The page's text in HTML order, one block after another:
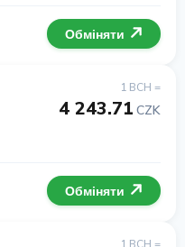
Обміняти
1 BCH =
4 243.71 CZK
Обміняти